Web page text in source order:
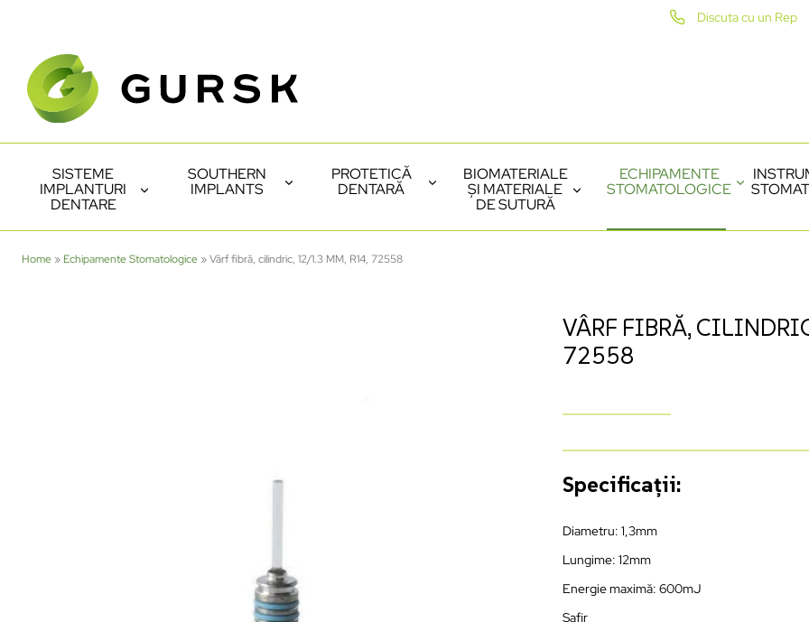
Discuta cu un Rep
SISTEME
IMPLANTURI
DENTARE
SOUTHERN
IMPLANTS
PROTETICĂ
DENTARĂ
BIOMATERIALE
ȘI MATERIALE
DE SUTURĂ
ECHIPAMENTE
STOMATOLOGICE
Home » Echipamente Stomatologice »Vârf fibră, cilindric, 12/1.3 MM, R14, 72558
VÂRF FIBRĂ,
72558
Specificații:
Diametru: 1,3mm
Lungime: 12mm
Energie maximă: 600mJ
Safir